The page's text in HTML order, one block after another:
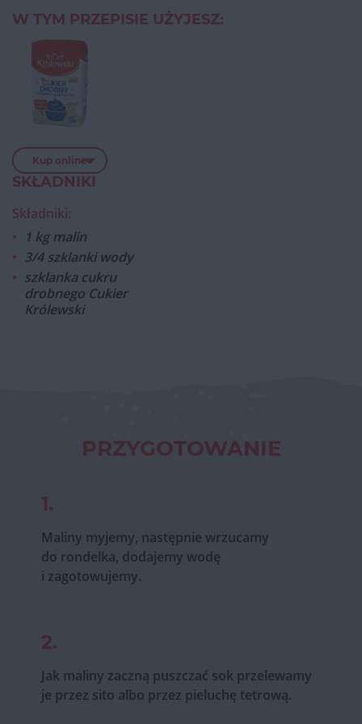
W TYM PRZEPISIE UŻYJESZ:
Kup online
SKŁADNIKI
Składniki:
1 kg malin
3/4 szklanki wody
szklanka cukru
drobnego Cukier
Królewski
PRZYGOTOWANIE
1.
Maliny myjemy, następnie wrzucamy
do rondelka, dodajemy wodę
i zagotowujemy.
2.
Jak maliny zaczną puszczać sok przelewamy
je przez sito albo przez pieluchę tetrową.